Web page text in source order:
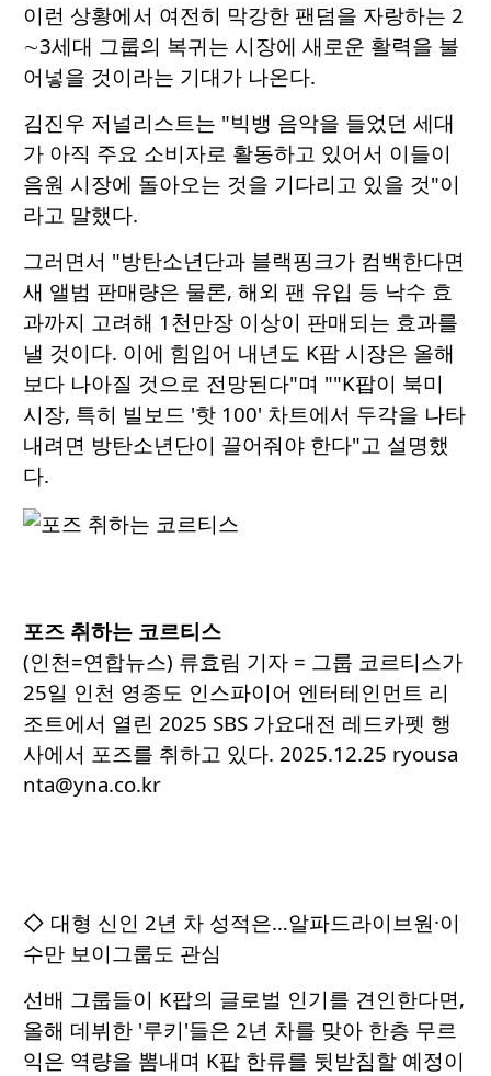
이런 상황에서 여전히 막강한 팬덤을 자랑하는 2
∼3세대 그룹의 복귀는 시장에 새로운 활력을 불
어넣을 것이라는 기대가 나온다.
김진우 저널리스트는 "빅뱅 음악을 들었던 세대
가 아직 주요 소비자로 활동하고 있어서 이들이
음원 시장에 돌아오는 것을 기다리고 있을 것"이
라고 말했다.
그러면서 "방탄소년단과 블랙핑크가 컴백한다면
새 앨범 판매량은 물론, 해외 팬 유입 등 낙수 효
과까지 고려해 1천만장 이상이 판매되는 효과를
낼 것이다. 이에 힘입어 내년도 K팝 시장은 올해
보다 나아질 것으로 전망된다"며 ""K팝이 북미
시장, 특히 빌보드 '핫 100' 차트에서 두각을 나타
내려면 방탄소년단이 끌어줘야 한다"고 설명했
다.
포즈 취하는 코르티스
(인천=연합뉴스) 류효림 기자 = 그룹 코르티스가
25일 인천 영종도 인스파이어 엔터테인먼트 리
조트에서 열린 2025 SBS 가요대전 레드카펫 행
사에서 포즈를 취하고 있다. 2025.12.25 ryousa
nta@yna.co.kr
◇ 대형 신인 2년 차 성적은…알파드라이브원·이
수만 보이그룹도 관심
선배 그룹들이 K팝의 글로벌 인기를 견인한다면,
올해 데뷔한 '루키'들은 2년 차를 맞아 한층 무르
익은 역량을 뽐내며 K팝 한류를 뒷받침할 예정이